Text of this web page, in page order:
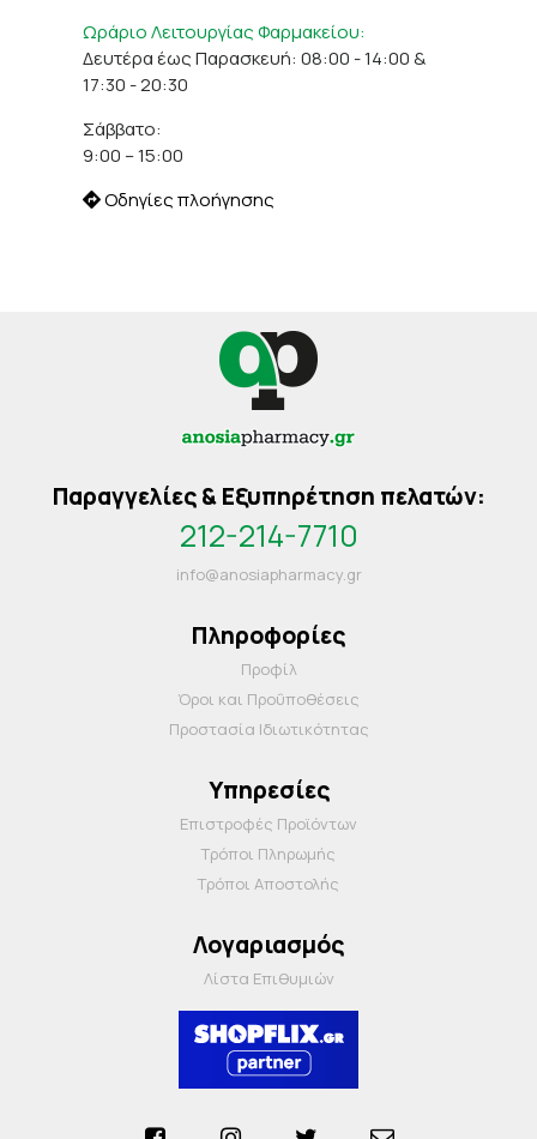
Ωράριο Λειτουργίας Φαρμακείου:
Δευτέρα έως Παρασκευή: 08:00 - 14:00 &
17:30 - 20:30
Σάββατο:
9:00 – 15:00
Οδηγίες πλοήγησης
Παραγγελίες & Εξυπηρέτηση πελατών:
212-214-7710
info@anosiapharmacy.gr
Πληροφορίες
Προφίλ
Όροι και Προΰποθέσεις
Προστασία Ιδιωτικότητας
Υπηρεσίες
Επιστροφές Προϊόντων
Τρόποι Πληρωμής
Τρόποι Αποστολής
Λογαριασμός
Λίστα Επιθυμιών